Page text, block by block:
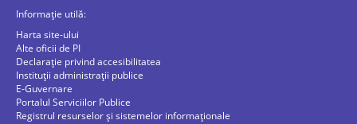
Informație utilă:
Harta site-ului
Alte oficii de PI
Declarație privind accesibilitatea
Instituții administrații publice
E-Guvernare
Portalul Serviciilor Publice
Registrul resurselor și sistemelor informaționale